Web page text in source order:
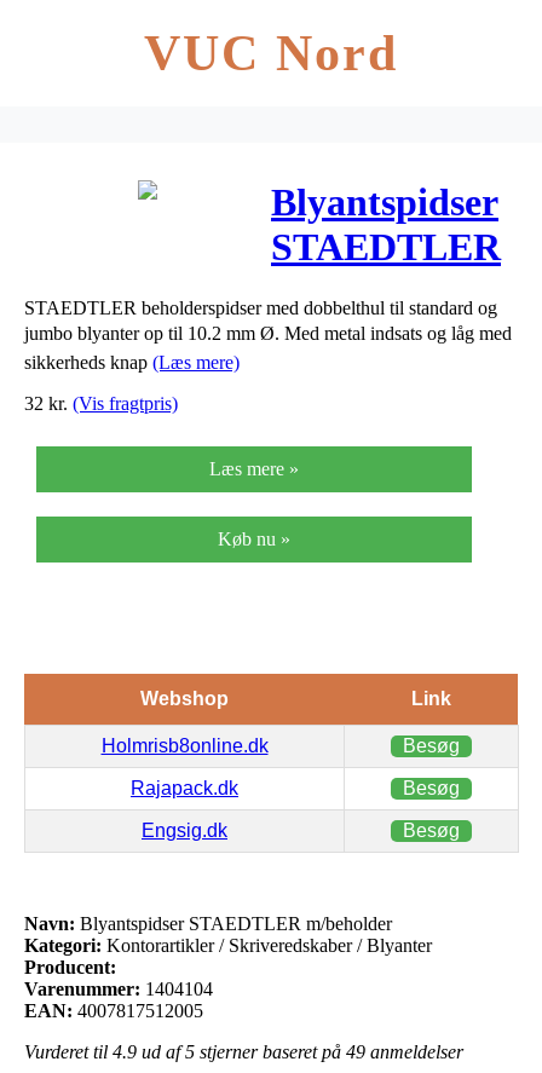
VUC Nord
Blyantspidser
STAEDTLER
m/beholder
STAEDTLER beholderspidser med dobbelthul til standard og
jumbo blyanter op til 10.2 mm Ø. Med metal indsats og låg med
sikkerheds knap (Læs mere)
32 kr. (Vis fragtpris)
Læs mere »
Køb nu »
Webshop Link
Holmrisb8online.dk Besøg
Rajapack.dk Besøg
Engsig.dk Besøg
Navn: Blyantspidser STAEDTLER m/beholder
Kategori: Kontorartikler / Skriveredskaber / Blyanter
Producent:
Varenummer: 1404104
EAN: 4007817512005
Vurderet til 4.9 ud af 5 stjerner baseret på 49 anmeldelser